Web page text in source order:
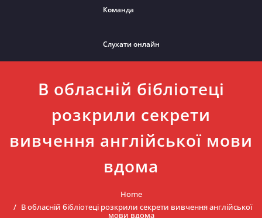
Команда
Слухати онлайн
В обласній бібліотеці
розкрили секрети
вивчення англійської мови
вдома
Home
В обласній бібліотеці розкрили секрети вивчення англійської
мови вдома